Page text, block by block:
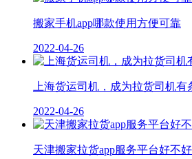
搬家手机app哪款使用方便可靠
2022-04-26
上海货运司机，成为拉货司机有
2022-04-26
天津搬家拉货app服务平台好不